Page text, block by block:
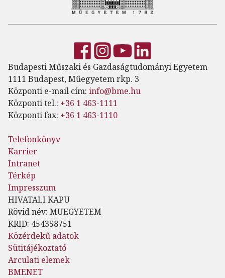
Budapesti Műszaki és Gazdaságtudományi Egyetem
1111 Budapest, Műegyetem rkp. 3
Központi e-mail cím: info@bme.hu
Központi tel.: +36 1 463-1111
Központi fax: +36 1 463-1110
Telefonkönyv
Karrier
Intranet
Térkép
Impresszum
HIVATALI KAPU
Rövid név: MUEGYETEM
KRID: 454358751
Közérdekű adatok
Sütitájékoztató
Arculati elemek
BMENET